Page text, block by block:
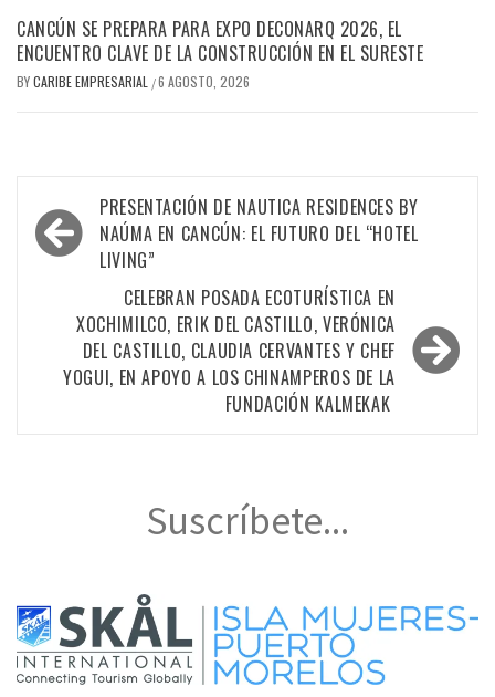
CANCÚN SE PREPARA PARA EXPO DECONARQ 2026, EL
ENCUENTRO CLAVE DE LA CONSTRUCCIÓN EN EL SURESTE
BYCARIBE EMPRESARIAL /6 AGOSTO, 2026
Navegación
de
entradas
PRESENTACIÓN DE NAUTICA RESIDENCES BY
NAÚMA EN CANCÚN: EL FUTURO DEL “HOTEL
LIVING”
CELEBRAN POSADA ECOTURÍSTICA EN
XOCHIMILCO, ERIK DEL CASTILLO, VERÓNICA
DEL CASTILLO, CLAUDIA CERVANTES Y CHEF
YOGUI, EN APOYO A LOS CHINAMPEROS DE LA
FUNDACIÓN KALMEKAK
Suscríbete...